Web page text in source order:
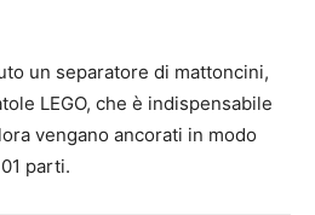
un separatore di mattoncini,
LEGO, che è indispensabile
vengano ancorati in modo
parti.